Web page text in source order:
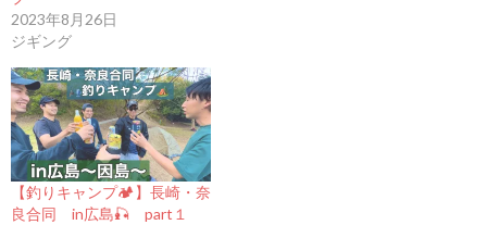
2023年8月26日
ジギング
【釣りキャンプ🏕️】長崎・奈
良合同 in広島🎣 part１